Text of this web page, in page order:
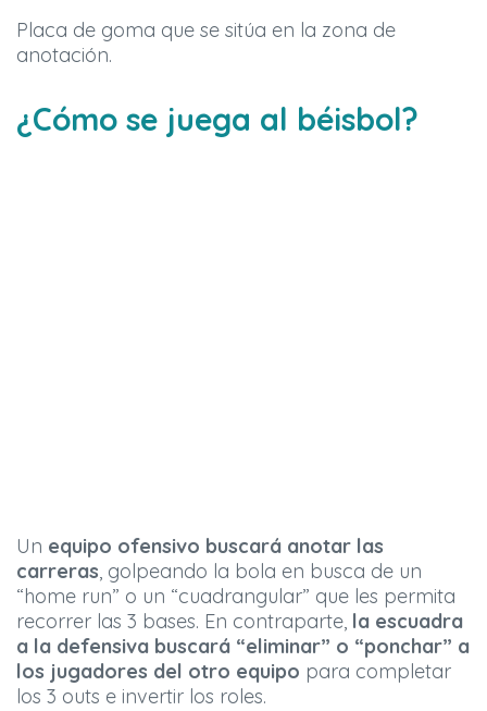
Placa de goma que se sitúa en la zona de
anotación.
¿Cómo se juega al béisbol?
Un equipo ofensivo buscará anotar las
carreras, golpeando la bola en busca de un
“home run” o un “cuadrangular” que les permita
recorrer las 3 bases. En contraparte, la escuadra
a la defensiva buscará “eliminar” o “ponchar” a
los jugadores del otro equipo para completar
los 3 outs e invertir los roles.